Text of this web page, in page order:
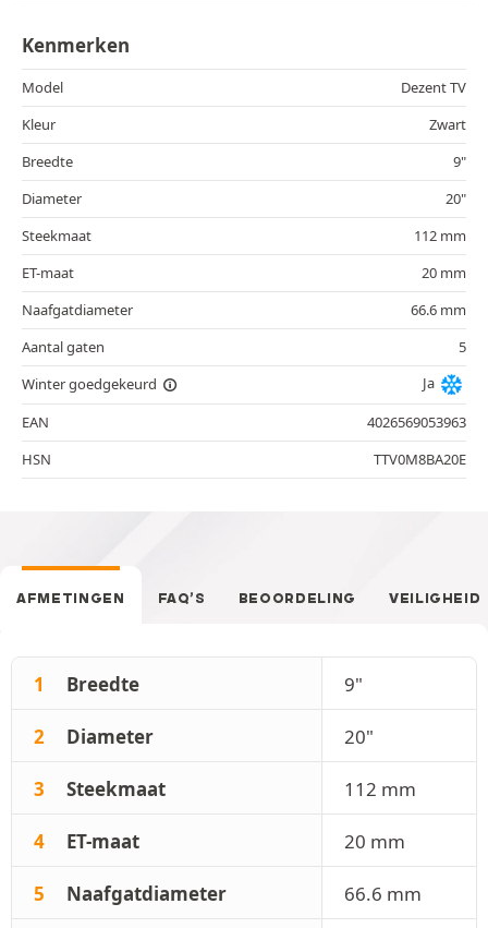
Kenmerken
Model
Dezent TV
Kleur
Zwart
Breedte
9"
Diameter
20"
Steekmaat
112 mm
ET-maat
20 mm
Naafgatdiameter
66.6 mm
Aantal gaten
5
Winter goedgekeurd
Ja
EAN
4026569053963
HSN
TTV0M8BA20E
AFMETINGEN FAQ’S BEOORDELING VEILIGHEID
1 Breedte 9"
2 Diameter 20"
3 Steekmaat 112 mm
4 ET-maat 20 mm
5 Naafgatdiameter 66.6 mm